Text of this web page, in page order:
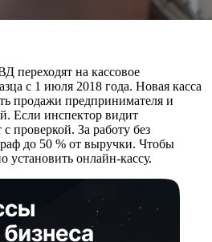
переходят на кассовое
с 1 июля 2018 года. Новая касса
продажи предпринимателя и
Если инспектор видит
проверкой. За работу без
до 50 % от выручки. Чтобы
онлайн-кассу.